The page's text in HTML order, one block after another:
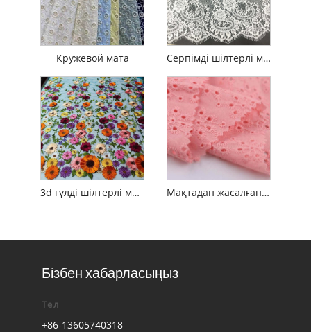
Кружевой мата Серпімді шілтерлі мата
3d гүлді шілтерлі мата Мақтадан жасалған француз гипюрімен кестеленген шілтер
Бізбен хабарласыңыз
Тел
+86-13605740318